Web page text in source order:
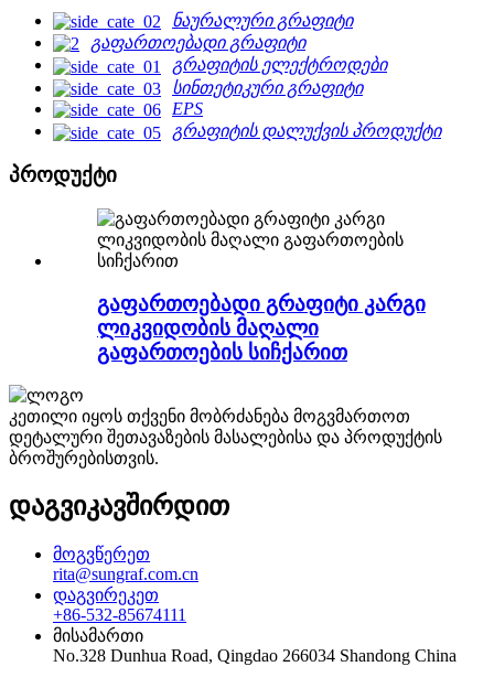
ნაურალური გრაფიტი
გაფართოებადი გრაფიტი
გრაფიტის ელექტროდები
სინთეტიკური გრაფიტი
EPS
გრაფიტის დალუქვის პროდუქტი
პროდუქტი
გაფართოებადი გრაფიტი კარგი
ლიკვიდობის მაღალი
გაფართოების სიჩქარით
კეთილი იყოს თქვენი მობრძანება მოგვმართოთ
დეტალური შეთავაზების მასალებისა და პროდუქტის
ბროშურებისთვის.
დაგვიკავშირდით
მოგვწერეთ
rita@sungraf.com.cn
დაგვირეკეთ
+86-532-85674111
მისამართი
No.328 Dunhua Road, Qingdao 266034 Shandong China